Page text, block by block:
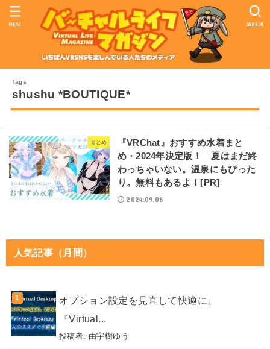
SEARCH
MENU
shushu *BOUTIQUE*
まとめ
『VRChat』おすすめ水着まと
め・2024年決定版！ 夏はまだ終
わっちゃいない。温泉にもぴった
り。無料もあるよ！[PR]
2024.09.06
人気記事（月間）
オプション設定を見直して快適に。
『Virtual...
投稿者: 由宇樹ゆう